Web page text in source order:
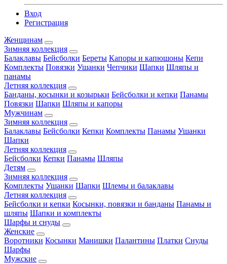
Вход
Регистрация
Женщинам
Зимняя коллекция
Балаклавы Бейсболки Береты Капоры и капюшоны Кепи
Комплекты Повязки Ушанки Чепчики Шапки Шляпы и
панамы
Летняя коллекция
Банданы, косынки и козырьки Бейсболки и кепки Панамы
Повязки Шапки Шляпы и капоры
Мужчинам
Зимняя коллекция
Балаклавы Бейсболки Кепки Комплекты Панамы Ушанки
Шапки
Летняя коллекция
Бейсболки Кепки Панамы Шляпы
Детям
Зимняя коллекция
Комплекты Ушанки Шапки Шлемы и балаклавы
Летняя коллекция
Бейсболки и кепки Косынки, повязки и банданы Панамы и
шляпы Шапки и комплекты
Шарфы и снуды
Женские
Воротники Косынки Манишки Палантины Платки Снуды
Шарфы
Мужские